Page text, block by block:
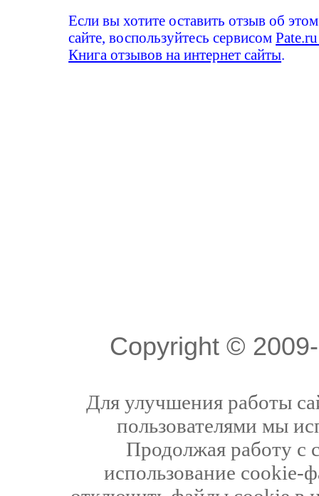
Если вы хотите оставить отзыв об этом
сайте, воспользуйтесь сервисом
Книга отзывов на интернет сайты
Copyright ©
Для улучшения работы
пользователями мы
Продолжая работу с
использование cookie-